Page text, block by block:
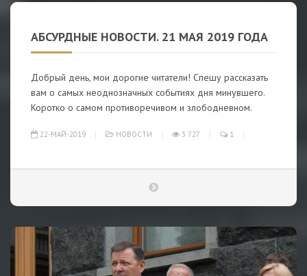
АБСУРДНЫЕ НОВОСТИ. 21 МАЯ 2019 ГОДА
Добрый день, мои дорогие читатели! Спешу рассказать
вам о самых неоднозначных событиях дня минувшего.
Коротко о самом противоречивом и злободневном.
22-МАЙ-2019 НОВОСТИ 3 727 1